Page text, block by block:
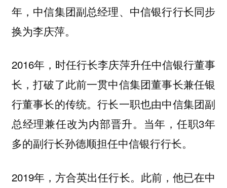
年，中信集团副总经理、中信银行行长同步
换为李庆萍。
2016年，时任行长李庆萍升任中信银行董事
长，打破了此前一贯中信集团董事长兼任银
行董事长的传统。行长一职也由中信集团副
总经理兼任改为内部晋升。当年，任职3年
多的副行长孙德顺担任中信银行行长。
2019年，方合英出任行长。此前，他已在中